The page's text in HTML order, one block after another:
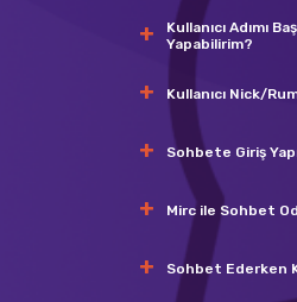
Kullanıcı Adımı
Yapabilirim?
Kullanıcı Nick/
Sohbete Giriş
Mirc ile Sohbet
Sohbet Ederken